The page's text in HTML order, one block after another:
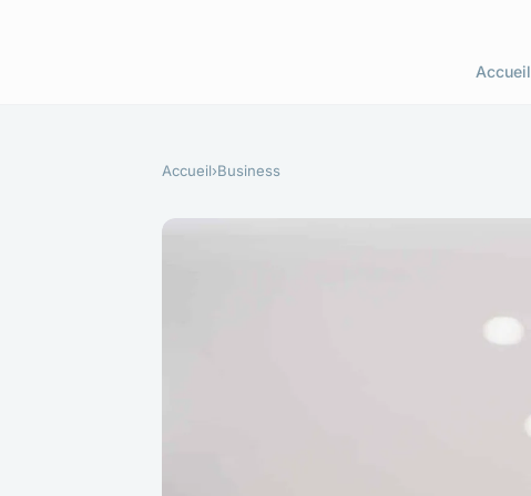
Accueil
Accueil›Business